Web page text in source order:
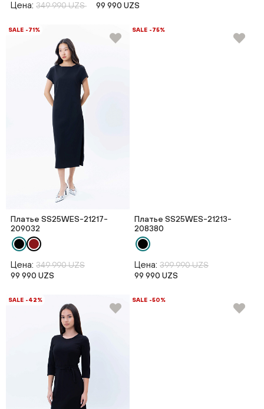
Цена: 349 990 UZS 99 990 UZS
SALE -71%
Платье SS25WES-21217-
209032
Цена: 349 990 UZS
99 990 UZS
SALE -75%
Платье SS25WES-21213-
208380
Цена: 399 990 UZS
99 990 UZS
SALE -42% SALE -50%